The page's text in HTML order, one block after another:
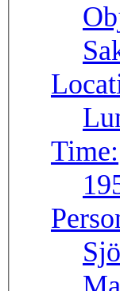
Time: